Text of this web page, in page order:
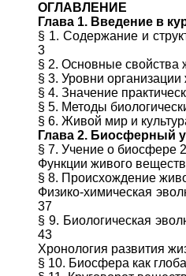
ОГЛАВЛЕНИЕ
Глава 1. Введение в
§ 1. Содержание и
3
§ 2. Основные свойства
§ 3. Уровни
§ 4. Значение
§ 5. Методы
§ 6. Живой мир и
Глава 2. Биосферный
§ 7. Учение о биосфере
Функции живого
§ 8. Происхождение
Физико-химическая
37
§ 9. Биологическая
43
Хронология развития
§ 10. Биосфера как